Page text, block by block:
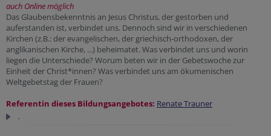
auch Online möglich
Das Glaubensbekenntnis an Jesus Christus, der gestorben und
auferstanden ist, verbindet uns. Dennoch sind wir in verschiedenen
Kirchen (z.B.: der evangelischen, der griechisch-orthodoxen, der
anglikanischen Kirche, ...) beheimatet. Was verbindet uns und worin
liegen die Unterschiede? Worum beten wir in der Gebetswoche zur
Einheit der Christ*innen? Was verbindet uns am ökumenischen
Weltgebetstag der Frauen?
Referentin dieses Bildungsangebotes: Renate Trauner
.